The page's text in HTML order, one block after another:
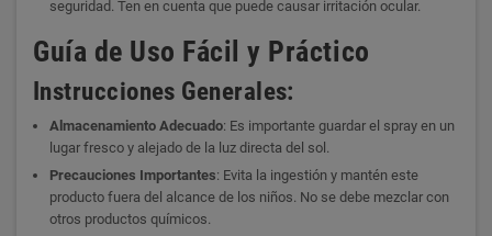
seguridad. Ten en cuenta que puede causar irritación ocular.
Guía de Uso Fácil y Práctico
Instrucciones Generales:
Almacenamiento Adecuado: Es importante guardar el spray en un
lugar fresco y alejado de la luz directa del sol.
Precauciones Importantes: Evita la ingestión y mantén este
producto fuera del alcance de los niños. No se debe mezclar con
otros productos químicos.